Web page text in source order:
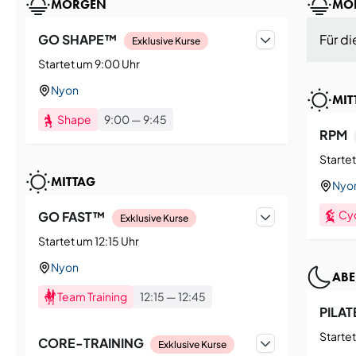
MORGEN
GO SHAPE™ Exklusive Kurse
Startet um 9:00 Uhr
Nyon
Shape 9:00—9:45
MITTAG
GO FAST™ Exklusive Kurse
Startet um 12:15 Uhr
Nyon
Team Training 12:15 —12:45
CORE-TRAINING Exklusive Kurse
Für
RPM
Startet
Startet